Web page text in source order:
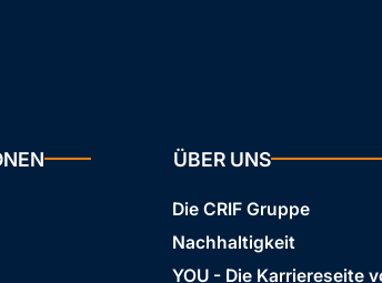
ÜBER UNS
Die CRIF Gruppe
Nachhaltigkeit
YOU - Die Karriereseite